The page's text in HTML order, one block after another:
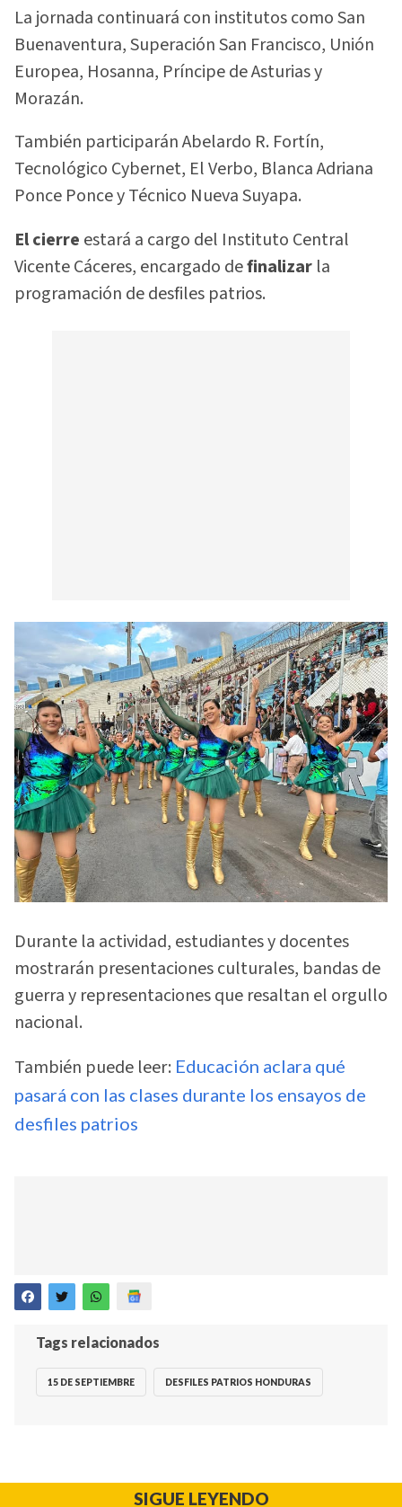
La jornada continuará con institutos como San
Buenaventura, Superación San Francisco, Unión
Europea, Hosanna, Príncipe de Asturias y
Morazán.
También participarán Abelardo R. Fortín,
Tecnológico Cybernet, El Verbo, Blanca Adriana
Ponce Ponce y Técnico Nueva Suyapa.
El cierre estará a cargo del Instituto Central
Vicente Cáceres, encargado definalizar la
programación de desfiles patrios.
Durante la actividad, estudiantes y docentes
mostrarán presentaciones culturales, bandas de
guerra y representaciones que resaltan el orgullo
nacional.
También puede leer: Educación aclara qué
pasará con las clases durante los ensayos de
desfiles patrios
Tags relacionados
15 DE SEPTIEMBRE DESFILES PATRIOS HONDURAS
SIGUE LEYENDO